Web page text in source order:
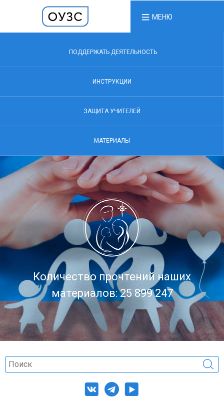
МЕНЮ
ПОДДЕРЖАТЬ ДЕЯТЕЛЬНОСТЬ
ИНСТРУКЦИИ
ЗАЩИТА УЧИТЕЛЕЙ
МАТЕРИАЛЫ
Количество прочтений наших
материалов: 25 899 247